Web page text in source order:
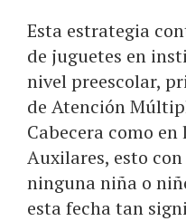
Esta estrategia
de juguetes en
nivel preescolar,
de Atención
Cabecera como en
Auxilares, esto
ninguna niña o
esta fecha tan